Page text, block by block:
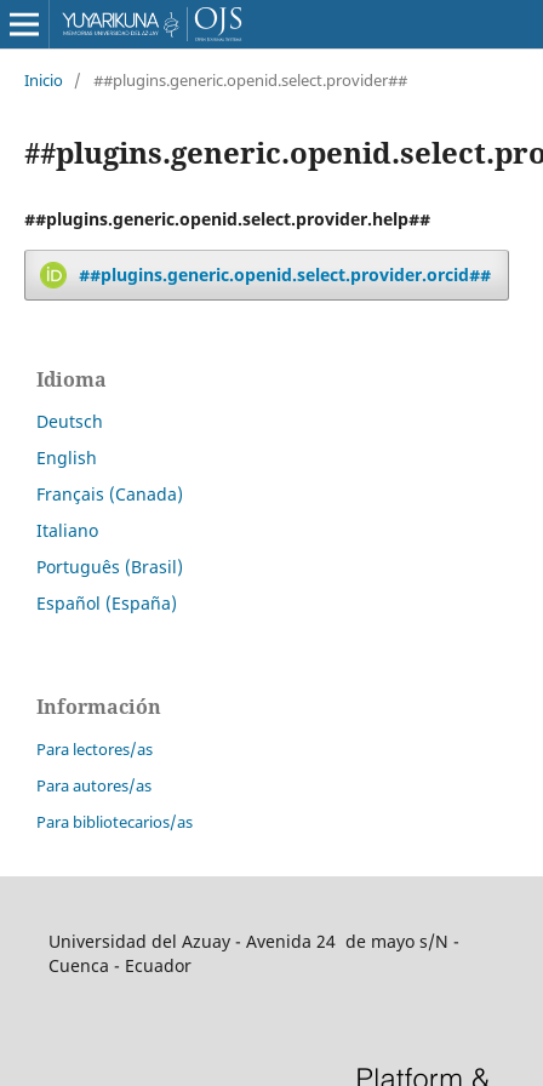
Inicio / ##plugins.generic.openid.select.provider##
##plugins.generic.openid.select.provider.help##
##plugins.generic.openid.select.provider.orcid##
Idioma
Deutsch
English
Français (Canada)
Italiano
Português (Brasil)
Español (España)
Información
Para lectores/as
Para autores/as
Para bibliotecarios/as
Universidad del Azuay - Avenida 24 de mayo s/N -
Cuenca - Ecuador